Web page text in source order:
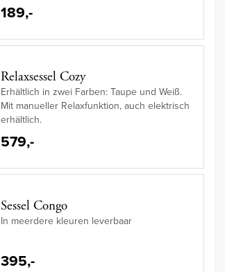
189,-
Relaxsessel Cozy
Erhältlich in zwei Farben: Taupe und Weiß.
Mit manueller Relaxfunktion, auch elektrisch
erhältlich.
579,-
Sessel Congo
In meerdere kleuren leverbaar
395,-